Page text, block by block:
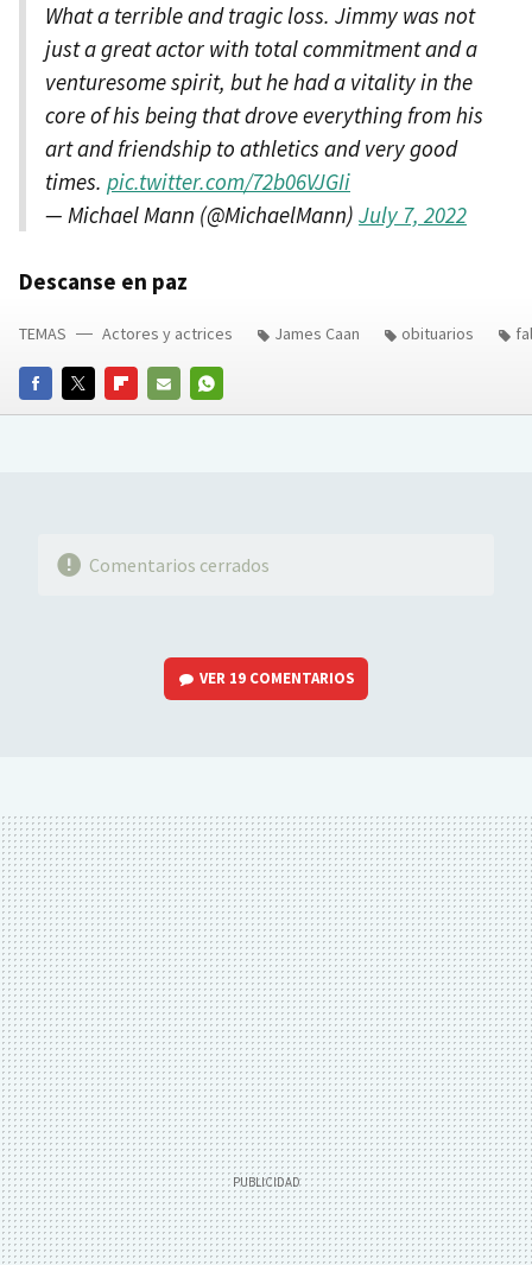
What a terrible and tragic loss. Jimmy was not
just a great actor with total commitment and a
venturesome spirit, but he had a vitality in the
core of his being that drove everything from his
art and friendship to athletics and very good
times. pic.twitter.com/72b06VJGIi
— Michael Mann (@MichaelMann) July 7, 2022
Descanse en paz
FACEBOOKTWITTERFLIPBOARD
E-
WHATSAPP
TEMAS Actores y actrices James Caan obituarios
Comentarios cerrados
VER 19 COMENTARIOS